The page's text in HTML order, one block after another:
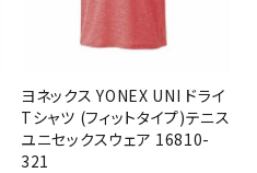
ヨネックス YONEX UNI ドライ
Tシャツ (フィットタイプ)テニス
ユニセックスウェア 16810-
321